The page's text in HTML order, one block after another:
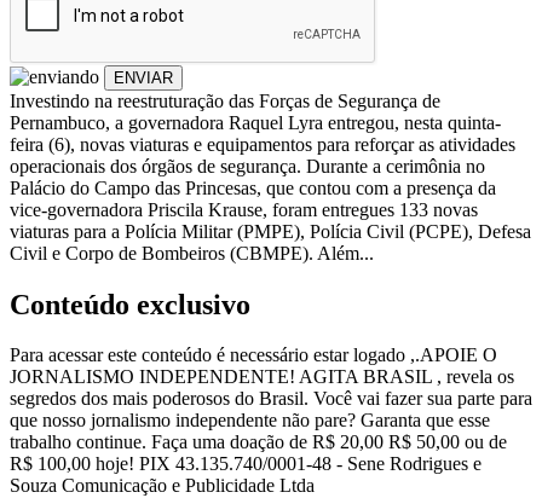
ENVIAR
Investindo na reestruturação das Forças de Segurança de
Pernambuco, a governadora Raquel Lyra entregou, nesta quinta-
feira (6), novas viaturas e equipamentos para reforçar as atividades
operacionais dos órgãos de segurança. Durante a cerimônia no
Palácio do Campo das Princesas, que contou com a presença da
vice-governadora Priscila Krause, foram entregues 133 novas
viaturas para a Polícia Militar (PMPE), Polícia Civil (PCPE), Defesa
Civil e Corpo de Bombeiros (CBMPE). Além...
Conteúdo exclusivo
Para acessar este conteúdo é necessário estar logado ,.APOIE O
JORNALISMO INDEPENDENTE! AGITA BRASIL , revela os
segredos dos mais poderosos do Brasil. Você vai fazer sua parte para
que nosso jornalismo independente não pare? Garanta que esse
trabalho continue. Faça uma doação de R$ 20,00 R$ 50,00 ou de
R$ 100,00 hoje! PIX 43.135.740/0001-48 - Sene Rodrigues e
Souza Comunicação e Publicidade Ltda